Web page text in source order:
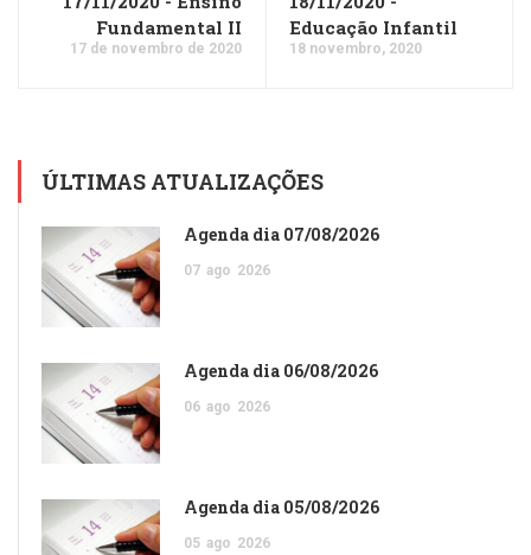
Fundamental II
17 de novembro de 2020
Educação Infantil
18 novembro, 2020
ÚLTIMAS ATUALIZAÇÕES
Agenda dia 07/08/2026
07 ago 2026
Agenda dia 06/08/2026
06 ago 2026
Agenda dia 05/08/2026
05 ago 2026